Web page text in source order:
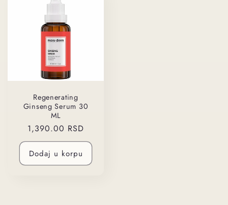
Regenerating
Ginseng Serum 30
ML
Regularna
cena
1,390.00 RSD
Dodaj u korpu